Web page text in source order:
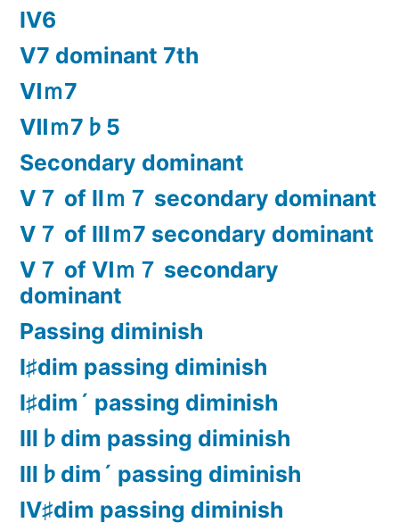
Ⅳ6
Ⅴ7 dominant 7th
Ⅵｍ7
Ⅶｍ7♭5
Secondary dominant
Ⅴ７ of Ⅱｍ７ secondary dominant
Ⅴ７ of Ⅲｍ7 secondary dominant
Ⅴ７ of Ⅵｍ７ secondary
dominant
Passing diminish
Ⅰ♯dim passing diminish
Ⅰ♯dim´ passing diminish
Ⅲ♭dim passing diminish
Ⅲ♭dim´ passing diminish
Ⅳ♯dim passing diminish